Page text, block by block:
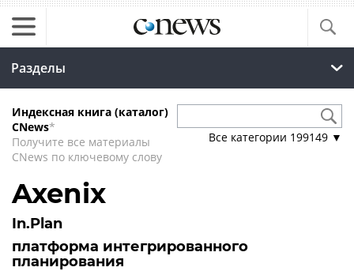
Разделы
Индексная книга (каталог)
CNews*
Получите все материалы
CNews по ключевому слову
Все категории 199149 ▼
Axenix
In.Plan
платформа интегрированного
планирования